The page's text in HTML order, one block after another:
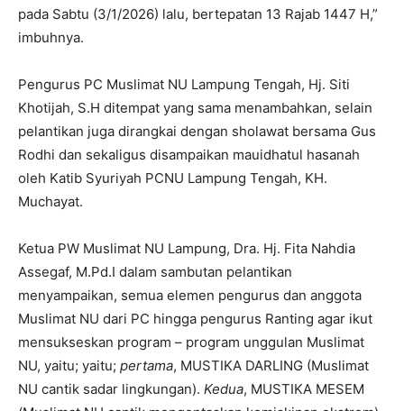
pada Sabtu (3/1/2026) lalu, bertepatan 13 Rajab 1447 H,”
imbuhnya.
Pengurus PC Muslimat NU Lampung Tengah, Hj. Siti
Khotijah, S.H ditempat yang sama menambahkan, selain
pelantikan juga dirangkai dengan sholawat bersama Gus
Rodhi dan sekaligus disampaikan mauidhatul hasanah
oleh Katib Syuriyah PCNU Lampung Tengah, KH.
Muchayat.
Ketua PW Muslimat NU Lampung, Dra. Hj. Fita Nahdia
Assegaf, M.Pd.I dalam sambutan pelantikan
menyampaikan, semua elemen pengurus dan anggota
Muslimat NU dari PC hingga pengurus Ranting agar ikut
mensukseskan program – program unggulan Muslimat
NU, yaitu; yaitu; pertama, MUSTIKA DARLING (Muslimat
NU cantik sadar lingkungan). Kedua, MUSTIKA MESEM